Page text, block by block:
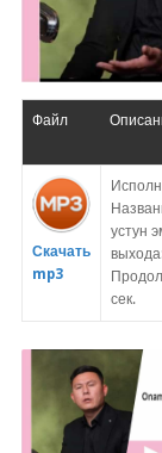
Файл
Скачать
mp3
устун
сек.